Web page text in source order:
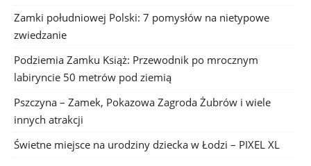
Zamki południowej Polski: 7 pomysłów na nietypowe
zwiedzanie
Podziemia Zamku Książ: Przewodnik po mrocznym
labiryncie 50 metrów pod ziemią
Pszczyna – Zamek, Pokazowa Zagroda Żubrów i wiele
innych atrakcji
Świetne miejsce na urodziny dziecka w Łodzi – PIXEL XL